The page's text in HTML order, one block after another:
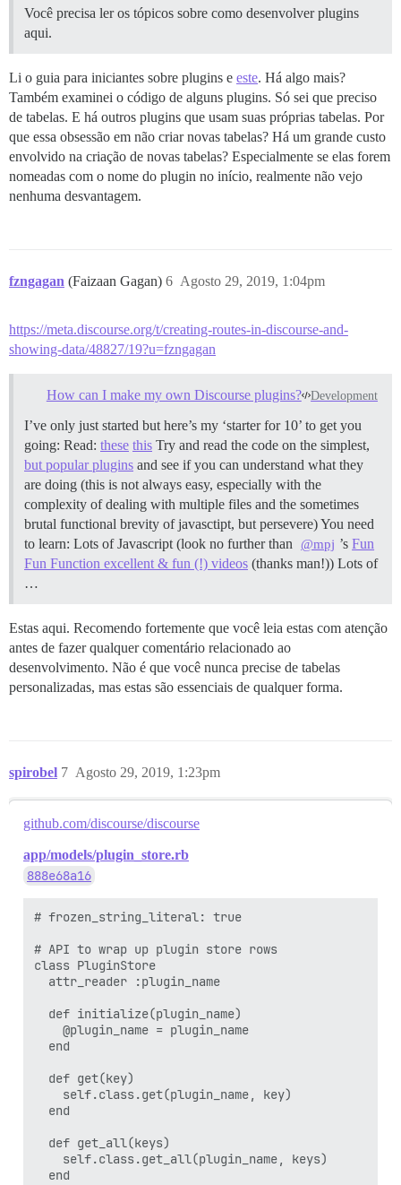
Você precisa ler os tópicos sobre como desenvolver plugins
aqui.
Li o guia para iniciantes sobre plugins e este. Há algo mais?
Também examinei o código de alguns plugins. Só sei que preciso
de tabelas. E há outros plugins que usam suas próprias tabelas. Por
que essa obsessão em não criar novas tabelas? Há um grande custo
envolvido na criação de novas tabelas? Especialmente se elas forem
nomeadas com o nome do plugin no início, realmente não vejo
nenhuma desvantagem.
fzngagan (Faizaan Gagan) Agosto 29, 2019, 1:04pm
6
https://meta.discourse.org/t/creating-routes-in-discourse-and-
showing-data/48827/19?u=fzngagan
How can I make my own Discourse plugins? Development
I’ve only just started but here’s my ‘starter for 10’ to get you
going: Read: these this Try and read the code on the simplest,
but popular plugins and see if you can understand what they
are doing (this is not always easy, especially with the
complexity of dealing with multiple files and the sometimes
brutal functional brevity of javasctipt, but persevere) You need
to learn: Lots of Javascript (look no further than
@mpj ’sFun
Fun Function excellent & fun (!) videos (thanks man!)) Lots of
…
Estas aqui. Recomendo fortemente que você leia estas com atenção
antes de fazer qualquer comentário relacionado ao
desenvolvimento. Não é que você nunca precise de tabelas
personalizadas, mas estas são essenciais de qualquer forma.
spirobel Agosto 29, 2019, 1:23pm
7
github.com/discourse/discourse
app/models/plugin_store.rb
888e68a16
# frozen_string_literal: true
# API to wrap up plugin store rows
class PluginStore
  attr_reader :plugin_name
  def initialize(plugin_name)
    @plugin_name = plugin_name
  end
  def get(key)
    self.class.get(plugin_name, key)
  end
  def get_all(keys)
    self.class.get_all(plugin_name, keys)
  end